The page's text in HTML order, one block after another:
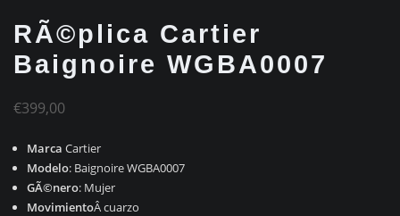
RÃ©plica Cartier
Baignoire WGBA0007
€399,00
Marca Cartier
Modelo: Baignoire WGBA0007
GÃ©nero: Mujer
MovimientoÂ cuarzo